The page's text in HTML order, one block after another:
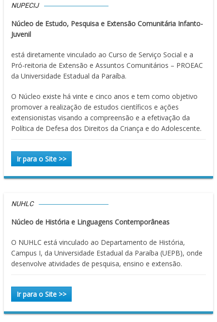
NUPECIJ
Núcleo de Estudo, Pesquisa e Extensão Comunitária Infanto-
Juvenil
está diretamente vinculado ao Curso de Serviço Social e a
Pró-reitoria de Extensão e Assuntos Comunitários – PROEAC
da Universidade Estadual da Paraíba.
O Núcleo existe há vinte e cinco anos e tem como objetivo
promover a realização de estudos científicos e ações
extensionistas visando a compreensão e a efetivação da
Política de Defesa dos Direitos da Criança e do Adolescente.
Ir para o Site >>
NUHLC
Núcleo de História e Linguagens Contemporâneas
O NUHLC está vinculado ao Departamento de História,
Campus I, da Universidade Estadual da Paraíba (UEPB), onde
desenvolve atividades de pesquisa, ensino e extensão.
Ir para o Site >>